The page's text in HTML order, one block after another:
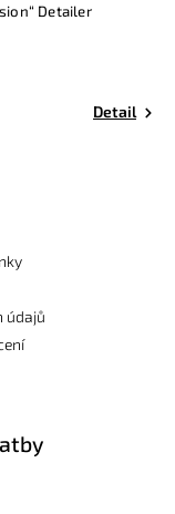
Detailer
Detail
údajů